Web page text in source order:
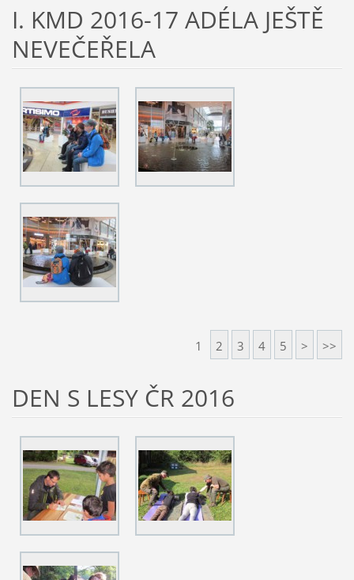
I. KMD 2016-17 ADÉLA JEŠTĚ
NEVEČEŘELA
1 2 3 4 5 > >>
DEN S LESY ČR 2016